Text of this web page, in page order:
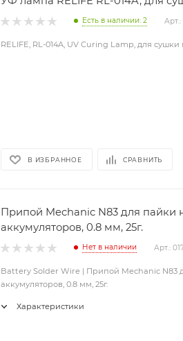
Есть в наличии: 2 Арт.:
RELIFE, RL-014A, UV Curing Lamp, для
В ИЗБРАННОЕ СРАВНИТЬ
Припой Mechanic N83 для пайки
аккумуляторов, 0.8 мм, 25г.
Нет в наличии Арт.:
Battery Solder Wire | Припой Mechanic N83
аккумуляторов, 0.8 мм, 25г.
Характеристики